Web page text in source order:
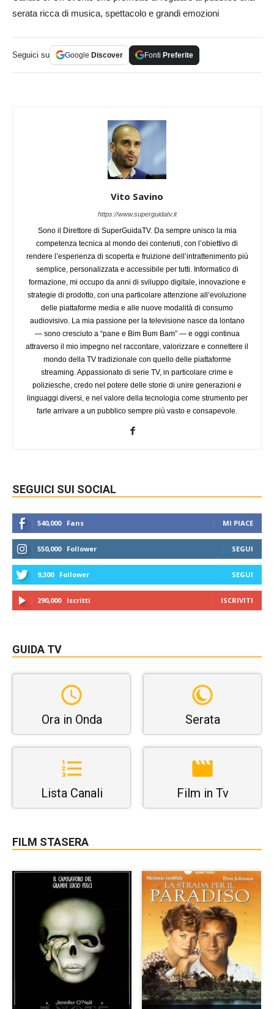
serata ricca di musica, spettacolo e grandi emozioni
Seguici su Google Discover Fonti Preferite
Vito Savino
https://www.superguidatv.it
Sono il Direttore di SuperGuidaTV. Da sempre unisco la mia
competenza tecnica al mondo dei contenuti, con l’obiettivo di
rendere l’esperienza di scoperta e fruizione dell’intrattenimento più
semplice, personalizzata e accessibile per tutti. Informatico di
formazione, mi occupo da anni di sviluppo digitale, innovazione e
strategie di prodotto, con una particolare attenzione all’evoluzione
delle piattaforme media e alle nuove modalità di consumo
audiovisivo. La mia passione per la televisione nasce da lontano
— sono cresciuto a “pane e Bim Bum Bam” — e oggi continua
attraverso il mio impegno nel raccontare, valorizzare e connettere il
mondo della TV tradizionale con quello delle piattaforme
streaming. Appassionato di serie TV, in particolare crime e
poliziesche, credo nel potere delle storie di unire generazioni e
linguaggi diversi, e nel valore della tecnologia come strumento per
farle arrivare a un pubblico sempre più vasto e consapevole.
SEGUICI SUI SOCIAL
540,000 Fans MI PIACE
550,000 Follower SEGUI
9,300 Follower SEGUI
290,000 Iscritti ISCRIVITI
GUIDA TV
Ora in Onda Serata
Lista Canali Film in Tv
FILM STASERA